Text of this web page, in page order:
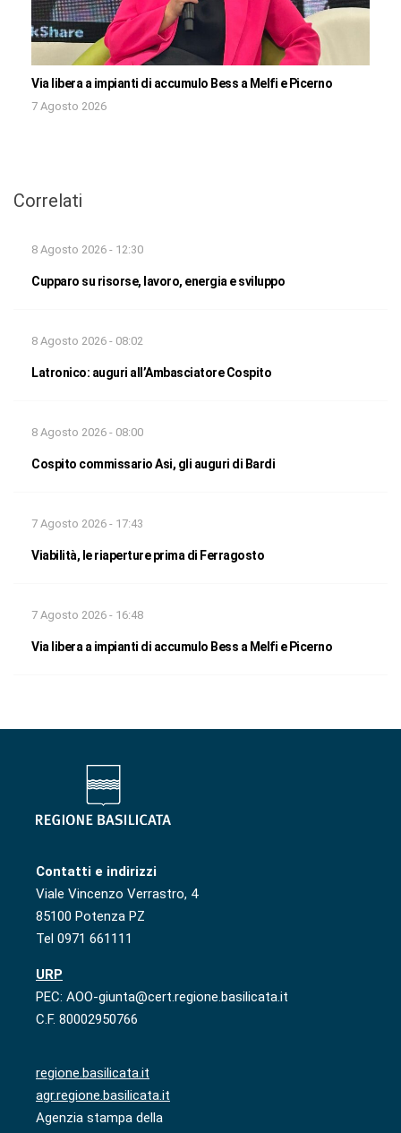
Via libera a impianti di accumulo Bess a Melfi e Picerno
7 Agosto 2026
Correlati
8 Agosto 2026 - 12:30
Cupparo su risorse, lavoro, energia e sviluppo
8 Agosto 2026 - 08:02
Latronico: auguri all’Ambasciatore Cospito
8 Agosto 2026 - 08:00
Cospito commissario Asi, gli auguri di Bardi
7 Agosto 2026 - 17:43
Viabilità, le riaperture prima di Ferragosto
7 Agosto 2026 - 16:48
Via libera a impianti di accumulo Bess a Melfi e Picerno
Contatti e indirizzi
Viale Vincenzo Verrastro, 4
85100 Potenza PZ
Tel 0971 661111
URP
PEC: AOO-giunta@cert.regione.basilicata.it
C.F. 80002950766
regione.basilicata.it
agr.regione.basilicata.it
Agenzia stampa della